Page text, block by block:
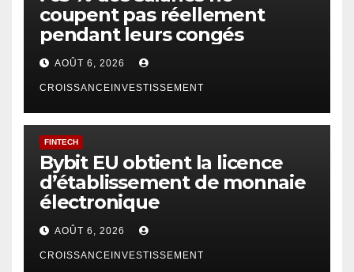
coupent pas réellement
pendant leurs congés
AOÛT 6, 2026
CROISSANCEINVESTISSEMENT
FINTECH
Bybit EU obtient la licence
d’établissement de monnaie
électronique
AOÛT 6, 2026
CROISSANCEINVESTISSEMENT